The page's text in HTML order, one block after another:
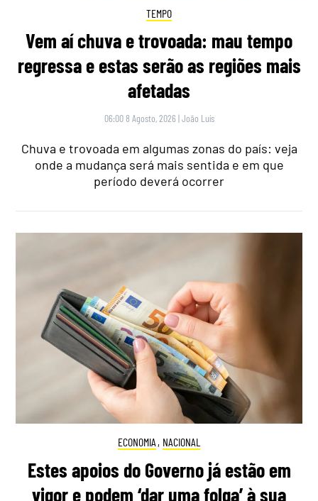
TEMPO
Vem aí chuva e trovoada: mau tempo
regressa e estas serão as regiões mais
afetadas
06:00 8 Agosto, 2026 |João Luís
Chuva e trovoada em algumas zonas do país: veja
onde a mudança será mais sentida e em que
período deverá ocorrer
ECONOMIA , NACIONAL
Estes apoios do Governo já estão em
vigor e podem ‘dar uma folga’ à sua